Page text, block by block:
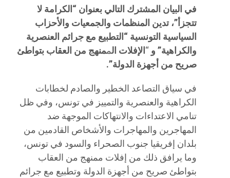
في البيان المشترك التالي بعنوان “الكرامة لا
تتجزأ”، تدين المنظمات والجمعيات والأحزاب
السياسية التونسية “التطبيع مع جرائم العنصرية
والكراهية”و“الإفلات الممنهج من العقاب بتواطئ
صريح من أجهزة الدولة”.
في سياق التصاعد الخطير والصادم لخطابات
الكراهية والعنصرية والتمييز في تونس، وفي ظل
تنامي الاعتداءات والانتهاكات الموجهة ضد
المهاجرين والمهاجرات والأشخاص القادمين من
بلدان إفريقيا جنوب الصحراء والسود في تونس،
وما يرافق ذلك من إفلات ممنهج من العقاب
بتواطئ صريح من أجهزة الدولة وتطبيع مع جرائم